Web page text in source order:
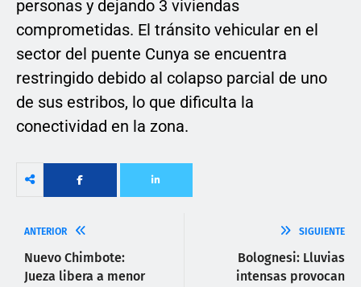
personas y dejando 3 viviendas
comprometidas. El tránsito vehicular en el
sector del puente Cunya se encuentra
restringido debido al colapso parcial de uno
de sus estribos, lo que dificulta la
conectividad en la zona.
ANTERIOR
Nuevo Chimbote:
Jueza libera a menor
SIGUIENTE
Bolognesi: Lluvias
intensas provocan